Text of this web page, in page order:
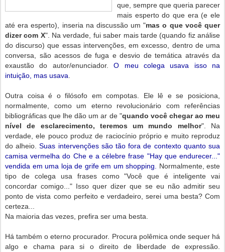
que, sempre que queria parecer
mais esperto do que era (e ele
até era esperto), inseria na discussão um "mas o que você quer
dizer com X". Na verdade, fui saber mais tarde (quando fiz análise
do discurso) que essas intervenções, em excesso, dentro de uma
conversa, são acessos de fuga e desvio de temática através da
exaustão do autor/enunciador.O meu colega usava isso na
intuição, mas usava
Outra coisa é o filósofo em compotas. Ele lê e se posiciona,
normalmente, como um eterno revolucionário com referências
bibliográficas que lhe dão um ar de "quando você chegar ao meu
nível de esclarecimento, teremos um mundo melhor". Na
verdade, ele pouco produz de raciocínio próprio e muito reproduz
do alheio.Suas intervenções são tão fora de contexto quanto sua
camisa vermelha do Che e a célebre frase "Hay que endurecer..."
vendida em uma loja de grife em um shopping.
Normalmente, este
tipo de colega usa frases como "Você que é inteligente vai
concordar comigo..." Isso quer dizer que se eu não admitir seu
ponto de vista como perfeito e verdadeiro, serei uma besta? Com
certeza...
Na maioria das vezes, prefira ser uma besta.
Há também o eterno procurador. Procura polêmica onde sequer há
algo e chama para si o direito de liberdade de expressão.